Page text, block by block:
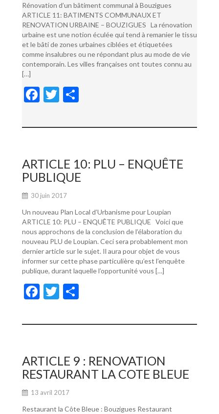
Rénovation d’un bâtiment communal à Bouzigues
ARTICLE 11: BATIMENTS COMMUNAUX ET
RENOVATION URBAINE – BOUZIGUES La rénovation
urbaine est une notion éculée qui tend à remanier le tissu
et le bâti de zones urbaines ciblées et étiquetées
comme insalubres ou ne répondant plus au mode de vie
contemporain. Les villes françaises ont toutes connu au
[…]
F
e
o
o
k
T
itt ta
er
ARTICLE 10: PLU – ENQUÊTE
PUBLIQUE
30 juin 2017
Un nouveau Plan Local d’Urbanisme pour Loupian
ARTICLE 10: PLU – ENQUÊTE PUBLIQUE Voici que
nous approchons de la conclusion de l’élaboration du
nouveau PLU de Loupian. Ceci sera probablement mon
dernier article sur le sujet. Il aura pour objet de vous
informer sur cette phase particulière qu’est l’enquête
publique, durant laquelle l’opportunité vous […]
F
e
o
o
k
T
itt ta
er
ARTICLE 9 : RENOVATION
RESTAURANT LA COTE BLEUE
13 avril 2017
Restaurant la Côte Bleue : Bouzigues Restaurant